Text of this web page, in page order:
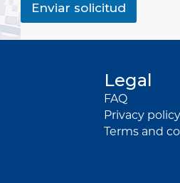
Enviar solicitud
Legal
FAQ
Privacy policy
Terms and